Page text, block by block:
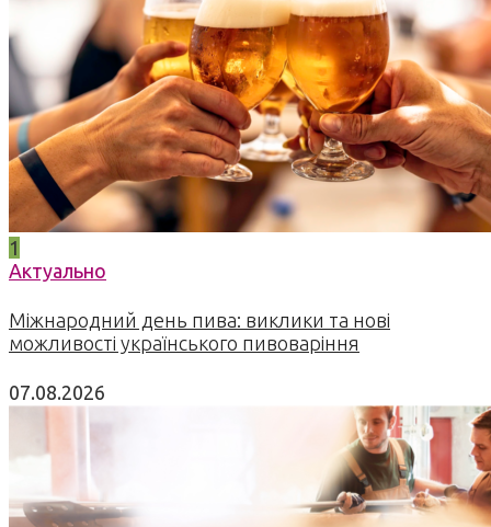
1
Актуально
Міжнародний день пива: виклики та нові
можливості українського пивоваріння
07.08.2026